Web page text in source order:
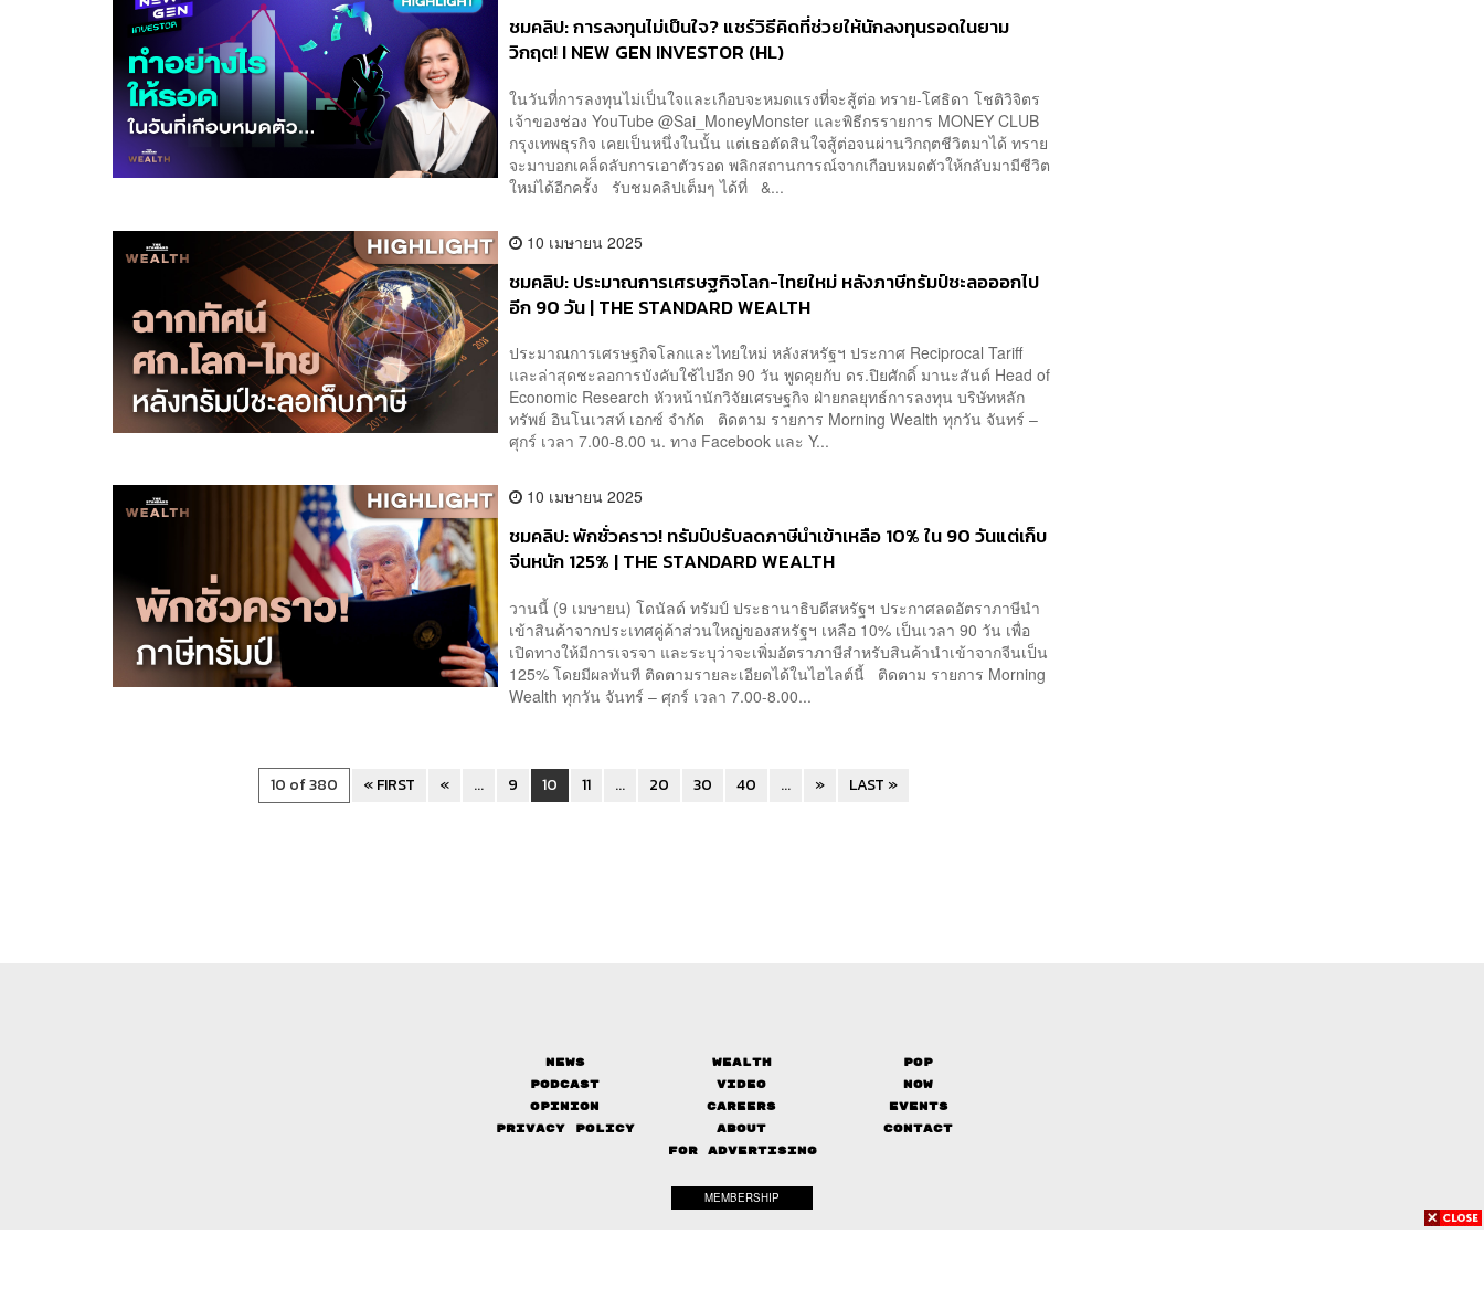
ชมคลิป: การลงทุนไม่เป็นใจ? แชร์วิธีคิดที่ช่วยให้นักลงทุนรอดในยาม
วิกฤต! I NEW GEN INVESTOR (HL)
ในวันที่การลงทุนไม่เป็นใจและเกือบจะหมดแรงที่จะสู้ต่อ ทราย-โศธิดา โชติวิจิตร
เจ้าของช่อง YouTube @‌Sai_MoneyMonster‬ และพิธีกรรายการ MONEY CLUB
กรุงเทพธุรกิจ เคยเป็นหนึ่งในนั้น แต่เธอตัดสินใจสู้ต่อจนผ่านวิกฤตชีวิตมาได้ ทราย
จะมาบอกเคล็ดลับการเอาตัวรอด พลิกสถานการณ์จากเกือบหมดตัวให้กลับมามีชีวิต
ใหม่ได้อีกครั้ง รับชมคลิปเต็มๆ ได้ที่ &...
10 เมษายน 2025
ชมคลิป: ประมาณการเศรษฐกิจโลก-ไทยใหม่ หลังภาษีทรัมป์ชะลอออกไป
อีก 90 วัน | THE STANDARD WEALTH
ประมาณการเศรษฐกิจโลกและไทยใหม่ หลังสหรัฐฯ ประกาศ Reciprocal Tariff
และล่าสุดชะลอการบังคับใช้ไปอีก 90 วัน พูดคุยกับ ดร.ปิยศักดิ์ มานะสันต์ Head of
Economic Research หัวหน้านักวิจัยเศรษฐกิจ ฝ่ายกลยุทธ์การลงทุน บริษัทหลัก
ทรัพย์ อินโนเวสท์ เอกซ์ จำกัด ติดตาม รายการ Morning Wealth ทุกวัน จันทร์ –
ศุกร์ เวลา 7.00-8.00 น. ทาง Facebook และ Y...
10 เมษายน 2025
ชมคลิป: พักชั่วคราว! ทรัมป์ปรับลดภาษีนำเข้าเหลือ 10% ใน 90 วันแต่เก็บ
จีนหนัก 125% | THE STANDARD WEALTH
วานนี้ (9 เมษายน) โดนัลด์ ทรัมป์ ประธานาธิบดีสหรัฐฯ ประกาศลดอัตราภาษีนำ
เข้าสินค้าจากประเทศคู่ค้าส่วนใหญ่ของสหรัฐฯ เหลือ 10% เป็นเวลา 90 วัน เพื่อ
เปิดทางให้มีการเจรจา และระบุว่าจะเพิ่มอัตราภาษีสำหรับสินค้านำเข้าจากจีนเป็น
125% โดยมีผลทันที ติดตามรายละเอียดได้ในไฮไลต์นี้ ติดตาม รายการ Morning
Wealth ทุกวัน จันทร์ – ศุกร์ เวลา 7.00-8.00...
10 of 380 « FIRST « ... 9 10 11 ... 20 30 40 ... » LAST »
News Wealth
Pop
Podcast
Video
Now
Opinion
Careers
Events
Privacy Policy
About
Contact
FOR ADVERTISING
MEMBERSHIP